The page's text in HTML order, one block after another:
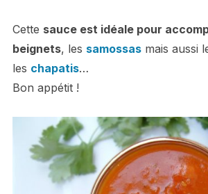
Cette sauce est idéale pour
beignets, les samossasmais aussi
les chapatis…
Bon appétit !